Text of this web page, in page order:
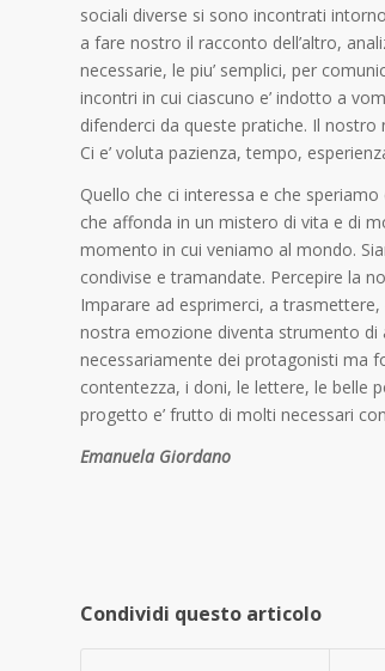
sociali diverse si sono incontrati
a fare nostro il racconto dell’altro,
necessarie, le piu’ semplici, per
incontri in cui ciascuno e’ indotto a
difenderci da queste pratiche. Il nostro
Ci e’ voluta pazienza, tempo,
Quello che ci interessa e che speriamo
che affonda in un mistero di vita e di
momento in cui veniamo al mondo.
condivise e tramandate. Percepire la
Imparare ad esprimerci, a trasmettere,
nostra emozione diventa strumento di
necessariamente dei protagonisti ma
contentezza, i doni, le lettere, le belle
progetto e’ frutto di molti necessari
Emanuela Giordano
Condividi questo articolo